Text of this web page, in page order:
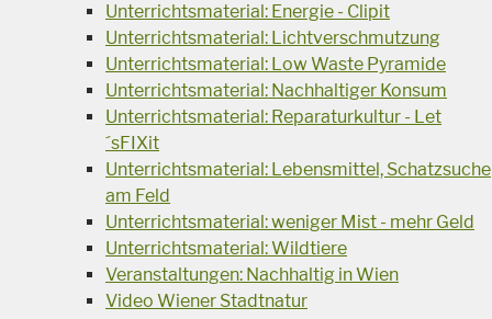
Unterrichtsmaterial: Energie - Clipit
Unterrichtsmaterial: Lichtverschmutzung
Unterrichtsmaterial: Low Waste Pyramide
Unterrichtsmaterial: Nachhaltiger Konsum
Unterrichtsmaterial: Reparaturkultur - Let
´sFIXit
Unterrichtsmaterial: Lebensmittel, Schatzsuche
am Feld
Unterrichtsmaterial: weniger Mist - mehr Geld
Unterrichtsmaterial: Wildtiere
Veranstaltungen: Nachhaltig in Wien
Video Wiener Stadtnatur